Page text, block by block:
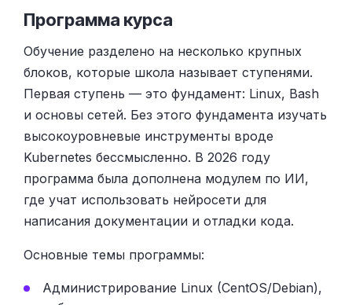
Программа курса
Обучение разделено на несколько крупных
блоков, которые школа называет ступенями.
Первая ступень — это фундамент: Linux, Bash
и основы сетей. Без этого фундамента изучать
высокоуровневые инструменты вроде
Kubernetes бессмысленно. В 2026 году
программа была дополнена модулем по ИИ,
где учат использовать нейросети для
написания документации и отладки кода.
Основные темы программы:
Администрирование Linux (CentOS/Debian),